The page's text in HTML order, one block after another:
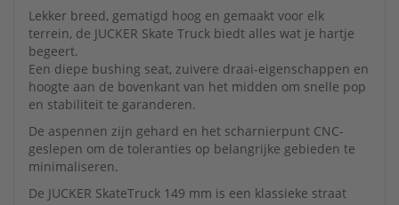
Lekker breed, gematigd hoog en gemaakt voor elk
terrein, de JUCKER Skate Truck biedt alles wat je hartje
begeert.
Een diepe bushing seat, zuivere draai-eigenschappen en
hoogte aan de bovenkant van het midden om snelle pop
en stabiliteit te garanderen.
De aspennen zijn gehard en het scharnierpunt CNC-
geslepen om de toleranties op belangrijke gebieden te
minimaliseren.
De JUCKER SkateTruck 149 mm is een klassieke straat